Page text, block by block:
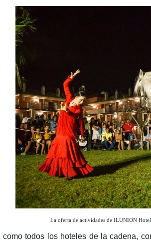
La oferta de actividades de ILUNION
todos los hoteles de la cadena,